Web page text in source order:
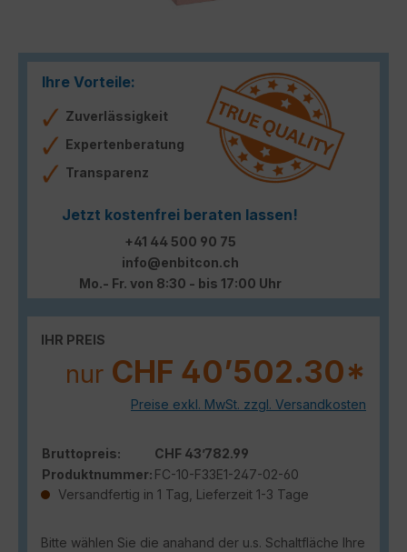
Ihre Vorteile:
Zuverlässigkeit
Expertenberatung
Transparenz
Jetzt kostenfrei beraten lassen!
+41 44 500 90 75
info@enbitcon.ch
Mo.- Fr. von 8:30 - bis 17:00 Uhr
IHR PREIS
nur CHF 40’502.30*
Preise exkl. MwSt. zzgl. Versandkosten
Bruttopreis:
CHF 43’782.99
Produktnummer: FC-10-F33E1-247-02-60
Versandfertig in 1 Tag, Lieferzeit 1-3 Tage
Bitte wählen Sie die anahand der u.s. Schaltfläche Ihre